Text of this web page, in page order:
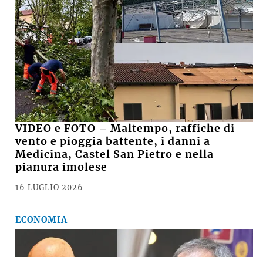
VIDEO e FOTO – Maltempo, raffiche di
vento e pioggia battente, i danni a
Medicina, Castel San Pietro e nella
pianura imolese
16 LUGLIO 2026
ECONOMIA